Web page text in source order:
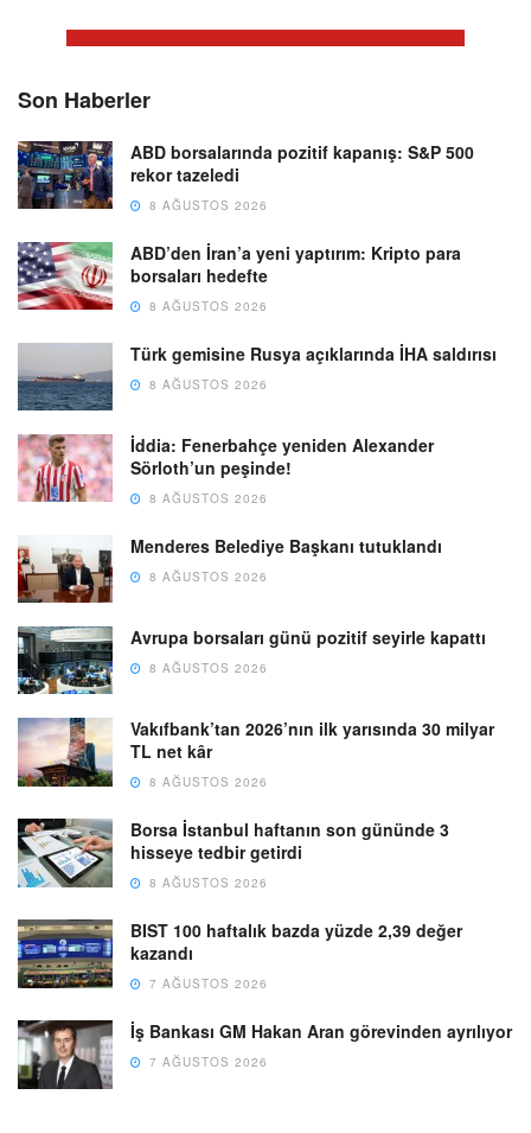
Son Haberler
ABD borsalarında pozitif kapanış: S&P 500
rekor tazeledi
8 AĞUSTOS 2026
ABD’den İran’a yeni yaptırım: Kripto para
borsaları hedefte
8 AĞUSTOS 2026
Türk gemisine Rusya açıklarında İHA saldırısı
8 AĞUSTOS 2026
İddia: Fenerbahçe yeniden Alexander
Sörloth’un peşinde!
8 AĞUSTOS 2026
Menderes Belediye Başkanı tutuklandı
8 AĞUSTOS 2026
Avrupa borsaları günü pozitif seyirle kapattı
8 AĞUSTOS 2026
Vakıfbank’tan 2026’nın ilk yarısında 30 milyar
TL net kâr
8 AĞUSTOS 2026
Borsa İstanbul haftanın son gününde 3
hisseye tedbir getirdi
8 AĞUSTOS 2026
BIST 100 haftalık bazda yüzde 2,39 değer
kazandı
7 AĞUSTOS 2026
İş Bankası GM Hakan Aran görevinden ayrılıyor
7 AĞUSTOS 2026